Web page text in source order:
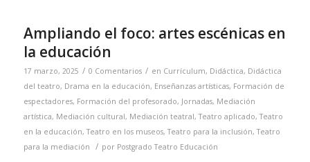
Ampliando el foco: artes escénicas en
la educación
17 marzo, 2025 / 0 Comentarios / en Currículum, Didáctica, Didáctica
del teatro, Drama en la educación, Enseñanzas artísticas, Formación de
espectadores, Formación del profesorado, Jornadas, Mediación
artística, Mediación cultural, Mediación teatral,Teatro aplicado,Teatro
en la educación,Teatro en los museos,Teatro para la inclusión,Teatro
para la mediación
/ por Postgrado Teatro Educación